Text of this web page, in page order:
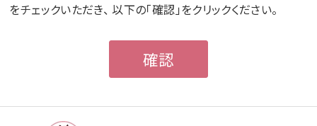
をチェックいただき、 以下の「確認」をクリックください。